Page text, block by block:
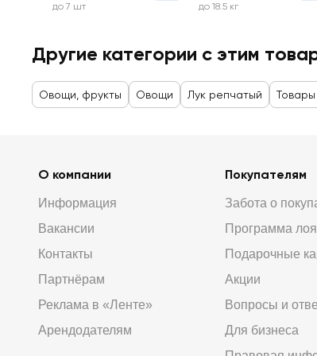
до 7 шт
до 18.5 кг
Другие категории с этим
Овощи, фрукты Овощи Лук репчатый
О компании
Информация
Вакансии
Контакты
Партнёрам
Реклама в «Ленте»
Арендодателям
Покупателям
Забота о
Программа
Подарочные
Акции
Вопросы и
Для бизнеса